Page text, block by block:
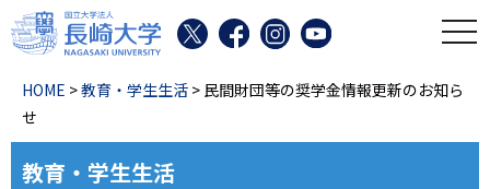
HOME >教育・学生生活 > 民間財団等の奨学金情報更新のお知ら
せ
教育・学生生活